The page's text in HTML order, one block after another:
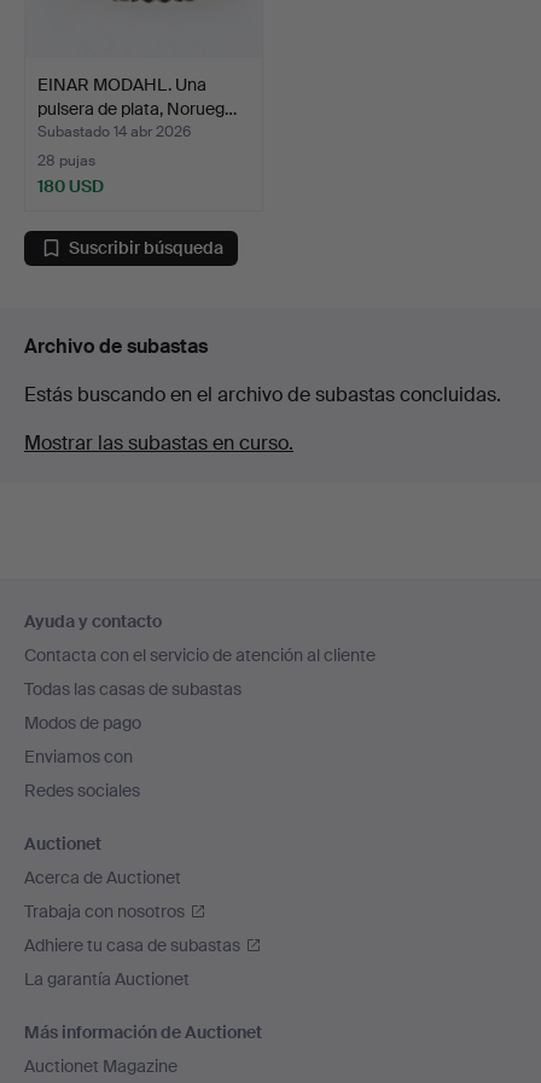
EINAR MODAHL. Una
pulsera de plata, Norueg…
Subastado 14 abr 2026
28 pujas
180 USD
Suscribir búsqueda
Archivo de subastas
Estás buscando en el archivo de subastas concluidas.
Mostrar las subastas en curso.
en
el
pie
de
página
Ayuda y contacto
Contacta con el servicio de atención al cliente
Todas las casas de subastas
Modos de pago
Enviamos con
Redes sociales
Auctionet
Acerca de Auctionet
Trabaja con nosotros
Adhiere tu casa de subastas
La garantía Auctionet
Más información de Auctionet
Auctionet Magazine